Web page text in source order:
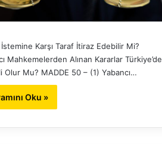
Karşı Taraf İtiraz Edebilir Mi?
Mahkemelerden Alınan Kararlar Türkiye’de
Olur Mu? MADDE 50 – (1) Yabancı…
Oku »